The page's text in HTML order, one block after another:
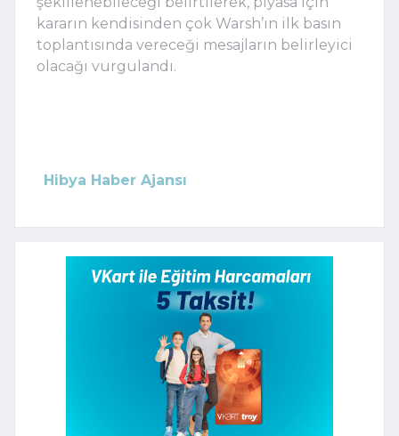
kararın kendisinden çok Warsh’ın ilk basın
toplantısında vereceği mesajların belirleyici
olacağı vurgulandı.
Hibya Haber Ajansı